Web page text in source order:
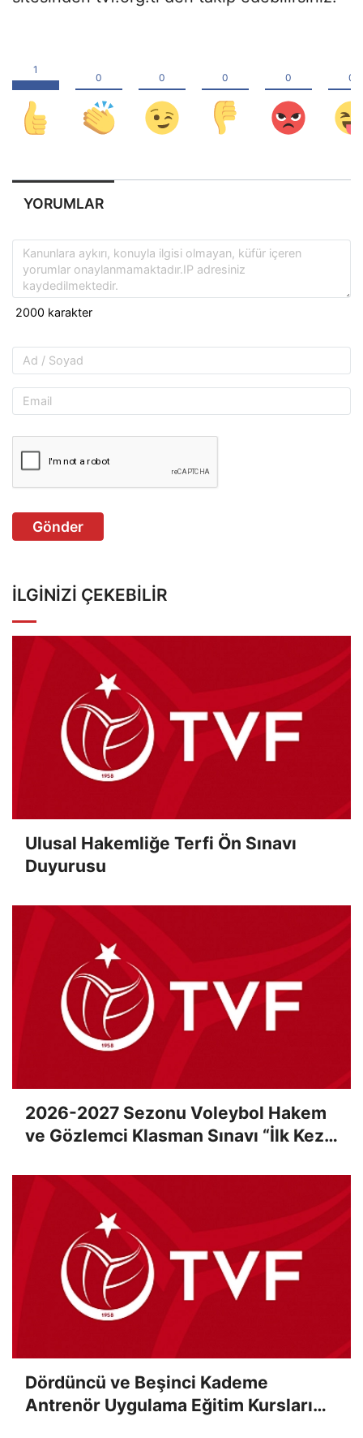
YORUMLAR
Gönder
İLGINIZI ÇEKEBILIR
Ulusal Hakemliğe Terfi Ön Sınavı
Duyurusu
2026-2027 Sezonu Voleybol Hakem
ve Gözlemci Klasman Sınavı “İlk Kez”
Dördüncü ve Beşinci Kademe
Antrenör Uygulama Eğitim Kursları